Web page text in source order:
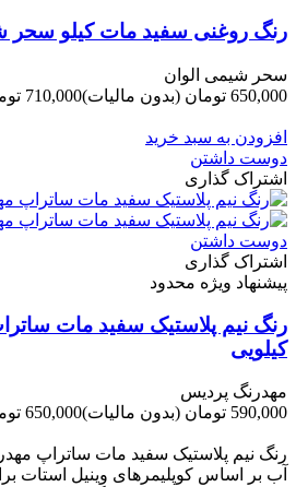
رنگ روغنی سفید مات کیلو سحر
سحر شیمی الوان
650,000 تومان
(بدون مالیات)710,000 تومان
افزودن به سبد خرید
دوست داشتن
اشتراک گذاری
دوست داشتن
اشتراک گذاری
پیشنهاد ویژه محدود
کیلویی
مهدرنگ پردیس
590,000 تومان
(بدون مالیات)650,000 تومان
رنگ نیم پلاستیک سفید مات ساتراپ
آب بر اساس کوپلیمرهای وینیل استات